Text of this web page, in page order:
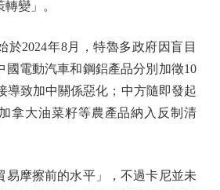
變」。
2024年8月，特魯多政府因盲目
國電動汽車和鋼鋁產品分別加徵10
導致加中關係惡化；中方隨即發起
拿大油菜籽等農產品納入反制清
摩擦前的水平」，不過卡尼並未